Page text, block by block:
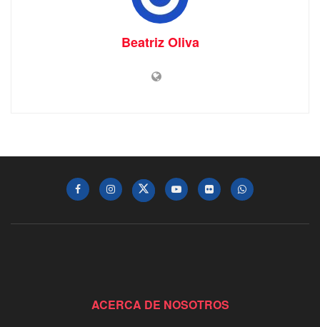
Beatriz Oliva
ACERCA DE NOSOTROS